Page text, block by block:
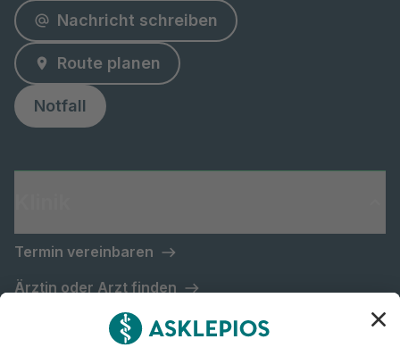
Nachricht schreiben
Route planen
Notfall
Termin vereinbaren
Ärztin oder Arzt finden